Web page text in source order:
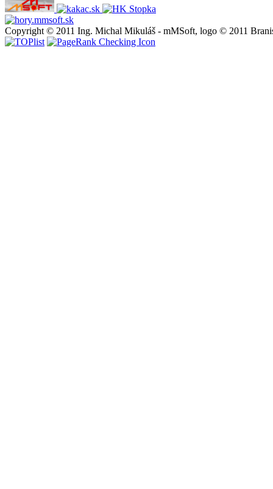
Copyright © 2011 Ing. Michal Mikuláš - mMSoft, logo © 2011